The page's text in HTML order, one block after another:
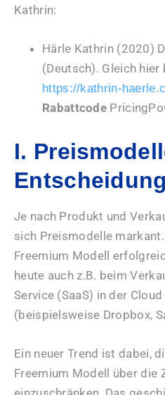
Kathrin:
Härle Kathrin (2020)
(Deutsch). Gleich hier
https://kathrin-
Rabattcode
I.
Je nach Produkt und
sich Preismodelle
Freemium Modell
heute auch z.B. beim
Service (SaaS) in der
(beispielsweise Dropbox,
Ein neuer Trend ist dabei,
Freemium Modell über die